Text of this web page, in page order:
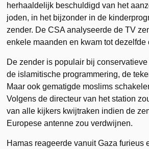
herhaaldelijk beschuldigd van het
joden, in het bijzonder in de
zender. De CSA analyseerde de TV
enkele maanden en kwam tot dezelfde
De zender is populair bij
de islamitische programmering, de
Maar ook gematigde moslims
Volgens de directeur van het station
van alle kijkers kwijtraken indien de
Europese antenne zou verdwijnen.
Hamas reageerde vanuit Gaza furieus